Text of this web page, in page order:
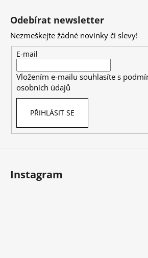
Odebírat newsletter
Nezmeškejte žádné novinky či slevy!
E-mail
Vložením e-mailu souhlasíte s
osobních údajů
PŘIHLÁSIT SE
Instagram